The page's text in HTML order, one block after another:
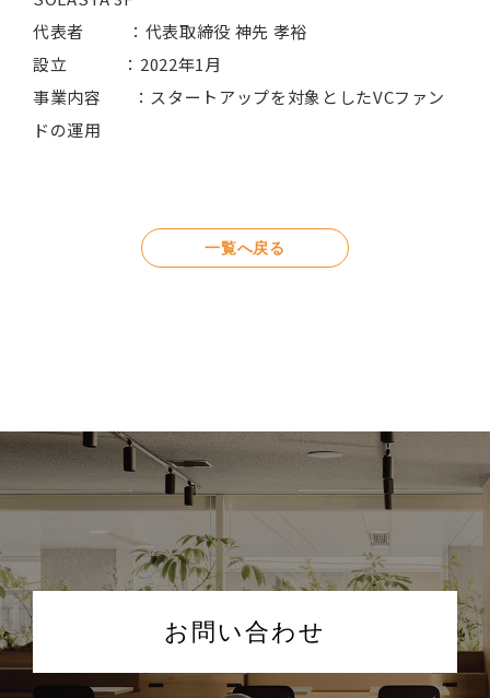
代表者 ：代表取締役 神先 孝裕
設立 ：2022年1月
事業内容 ：スタートアップを対象としたVCファン
ドの運用
一覧へ戻る
お問い合わせ